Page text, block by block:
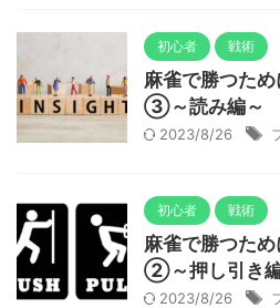
初心者 戦術
麻雀で勝つた
③～読み編～
2023/8/26
初心者 戦術
麻雀で勝つた
②～押し引き
2023/8/26